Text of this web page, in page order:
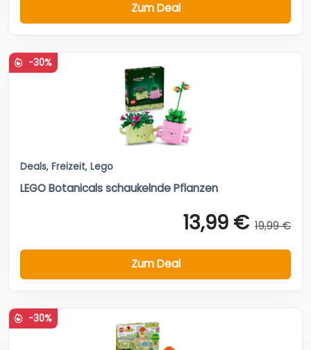
Zum Deal
-30%
Deals, Freizeit, Lego
LEGO Botanicals schaukelnde Pflanzen
13,99 € 19,99 €
Zum Deal
-30%